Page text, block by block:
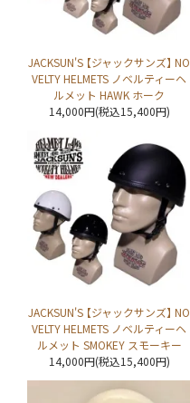
JACKSUN'S 【ジャックサンズ】 NO
VELTY HELMETS ノベルティーヘ
ルメット HAWK ホーク
14,000円(税込15,400円)
JACKSUN'S 【ジャックサンズ】 NO
VELTY HELMETS ノベルティーヘ
ルメット SMOKEY スモーキー
14,000円(税込15,400円)